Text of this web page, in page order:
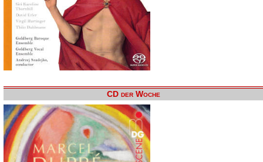
CD der Woche